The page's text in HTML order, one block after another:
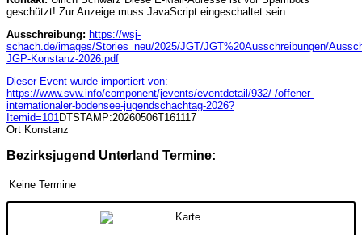
geschützt! Zur Anzeige muss JavaScript eingeschaltet sein.
Ausschreibung: https://wsj-
schach.de/images/Stories_neu/2025/JGT/JGT%20Ausschreibungen/
JGP-Konstanz-2026.pdf
Dieser Event wurde importiert von:
https://www.svw.info/component/jevents/eventdetail/932/-/offener-
internationaler-bodensee-jugendschachtag-2026?
Itemid=101DTSTAMP:20260506T161117
Ort Konstanz
Bezirksjugend Unterland Termine:
Keine Termine